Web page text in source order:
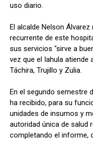
uso diario.
El alcalde Nelson
recurrente de este
sus servicios "sirve a
vez que el Iahula atiende
Táchira, Trujillo y Zulia.
En el segundo semestre
ha recibido, para su
unidades de insumos y
autoridad única de salud
completando el informe,